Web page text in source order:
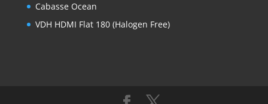
Cabasse Ocean
VDH HDMI Flat 180 (Halogen Free)